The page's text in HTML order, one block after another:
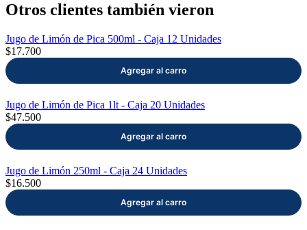
Otros clientes también vieron
Jugo de Limón de Pica 500ml - Caja 12 Unidades
$17.700
Jugo de Limón de Pica 1lt - Caja 20 Unidades
$47.500
Jugo de Limón 250ml - Caja 24 Unidades
$16.500